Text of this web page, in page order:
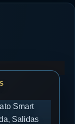
Smart
Salidas